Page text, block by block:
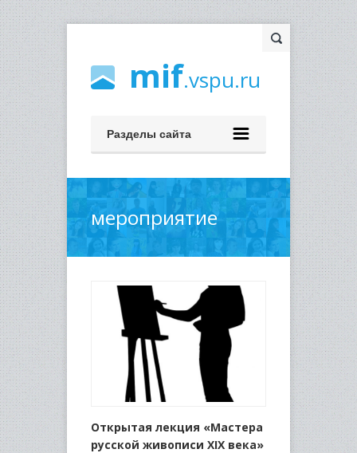
mif.vspu.ru
Разделы сайта
мероприятие
Открытая лекция «Мастера
русской живописи XIX века»